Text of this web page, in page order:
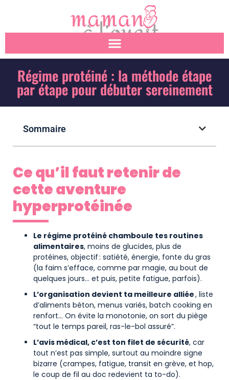
Régime protéiné : la méthode étape
par étape pour débuter sereinement
Sommaire
Ce qu’il faut retenir de
cette aventure
hyperprotéinée
Le régime protéiné chamboule tes routines
alimentaires, moins de glucides, plus de
protéines, objectif : satiété, énergie, fonte du gras
(la faim s’efface, comme par magie, au bout de
quelques jours… et puis, petite fatigue, parfois).
L’organisation devient ta meilleure alliée, liste
d’aliments béton, menus variés, batch cooking en
renfort… On évite la monotonie, on sort du piège
“tout le temps pareil, ras-le-bol assuré”.
L’avis médical, c’est ton filet de sécurité, car
tout n’est pas simple, surtout au moindre signe
bizarre (crampes, fatigue, transit en grève, et hop,
le coup de fil au doc redevient ta to-do).